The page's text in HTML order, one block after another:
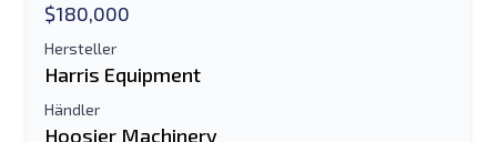
$180,000
Hersteller
Harris Equipment
Händler
Hoosier Machinery